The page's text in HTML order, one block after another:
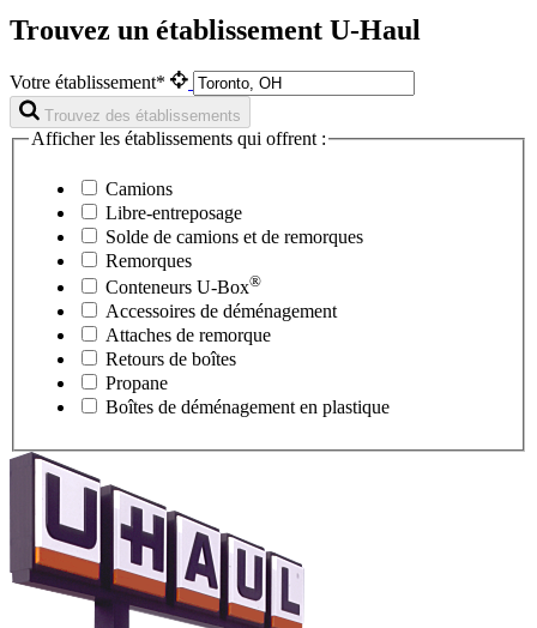
Trouvez un établissement U-Haul
Votre établissement*
Trouvez des établissements
Afficher les établissements qui offrent :
Camions
Libre-entreposage
Solde de camions et de remorques
Remorques
Conteneurs U-Box®
Accessoires de déménagement
Attaches de remorque
Retours de boîtes
Propane
Boîtes de déménagement en plastique